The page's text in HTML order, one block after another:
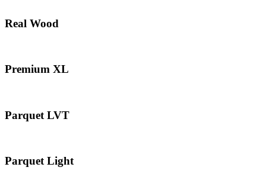
Real Wood
Premium XL
Parquet LVT
Parquet Light